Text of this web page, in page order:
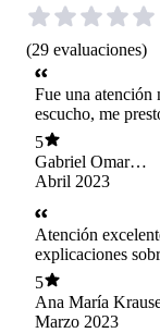
(29 evaluaciones)
Fue una atención
escucho, me
buscando mis
nota que al
ecotomografia,
me encanto
5
Gabriel Omar
Aceituno Osorio
Abril 2023
Atención
explicaciones
es que se
cuanto la
5
Ana María
Marzo 2023